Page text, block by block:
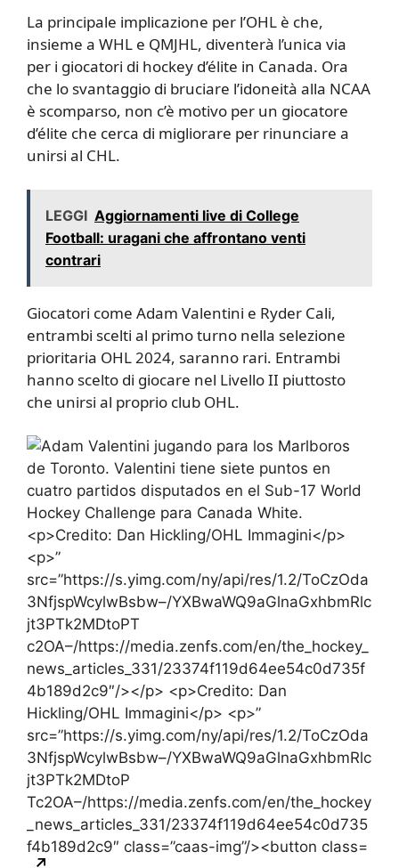
La principale implicazione per l’OHL è che,
insieme a WHL e QMJHL, diventerà l’unica via
per i giocatori di hockey d’élite in Canada. Ora
che lo svantaggio di bruciare l’idoneità alla NCAA
è scomparso, non c’è motivo per un giocatore
d’élite che cerca di migliorare per rinunciare a
unirsi al CHL.
LEGGI Aggiornamenti live di College
Football: uragani che affrontano venti
contrari
Giocatori come Adam Valentini e Ryder Cali,
entrambi scelti al primo turno nella selezione
prioritaria OHL 2024, saranno rari. Entrambi
hanno scelto di giocare nel Livello II piuttosto
che unirsi al proprio club OHL.